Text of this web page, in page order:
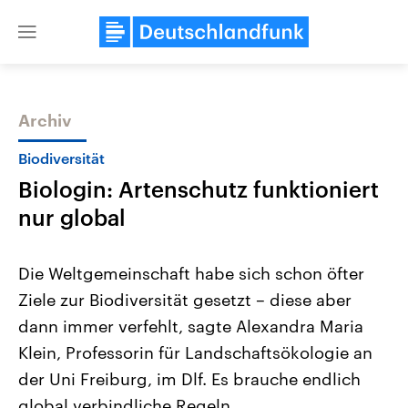
Close
Themen
Landtagswahl Sachsen-Anhalt
2026
Alle Informationen
Sachsen-Anhalt wählt am 6.
September 2026 einen neuen
Landtag. Seit 2021 wird das
Bundesland von einer Koalition aus
USA
Aktuelle Beiträge,
Hintergründe
Wirtschaftlich und
gehören die Vereinigten
den mächtigsten Ländern
Archiv
Biodiversität
Biologin: Artenschutz funktioniert
nur global
Die Weltgemeinschaft habe sich schon öfter
Ziele zur Biodiversität gesetzt – diese aber
dann immer verfehlt, sagte Alexandra Maria
Klein, Professorin für Landschaftsökologie an
der Uni Freiburg, im Dlf. Es brauche endlich